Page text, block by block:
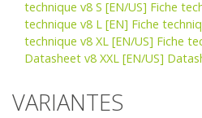
technique v8 S [EN/US] Fiche
technique v8 L [EN] Fiche
technique v8 XL [EN/US] Fiche
Datasheet v8 XXL [EN/US]
VARIANTES